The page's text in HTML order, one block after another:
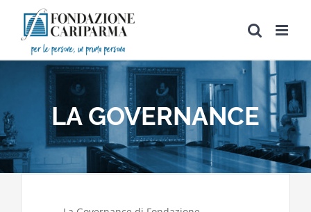
contenuto
LA GOVERNANCE